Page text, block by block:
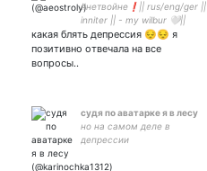
#нетвойне❗|| rus/eng/ger ||
inniter || - my wilbur 🤍||
minor || #crimeboystwt
||9w1//infp|| TommyInnit and
какая блять депрессия 😔😔 я
позитивно отвечала на все
вопросы..
судя по аватарке я в лесу
но на самом деле в
депрессии